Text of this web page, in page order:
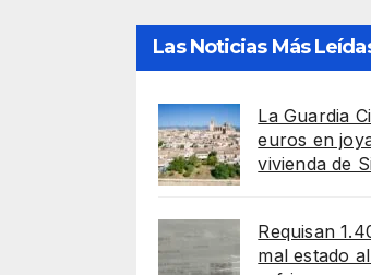
Las Noticias Más
La Guardia
euros en
vivienda de
Requisan
mal estado